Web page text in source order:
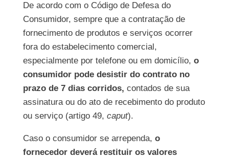
De acordo com o Código de Defesa do
Consumidor, sempre que a contratação de
fornecimento de produtos e serviços ocorrer
fora do estabelecimento comercial,
especialmente por telefone ou em domicílio, o
consumidor pode desistir do contrato no
prazo de 7 dias corridos, contados de sua
assinatura ou do ato de recebimento do produto
ou serviço (artigo 49, caput).
Caso o consumidor se arrependa, o
fornecedor deverá restituir os valores